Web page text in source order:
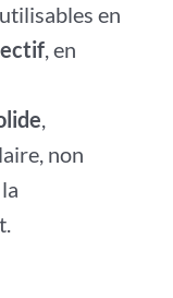
en
, en
,
non